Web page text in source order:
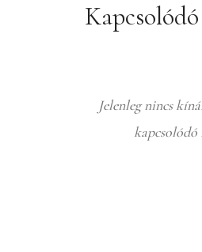
Jelenleg nincs
kapcsolódó